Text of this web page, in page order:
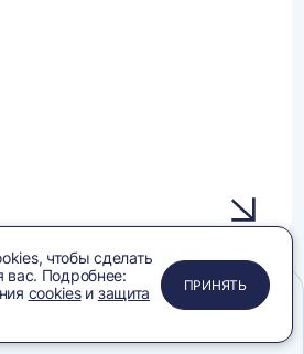
чтобы сделать
вас. Подробнее:
cookiesи защита
ПРИНЯТЬ